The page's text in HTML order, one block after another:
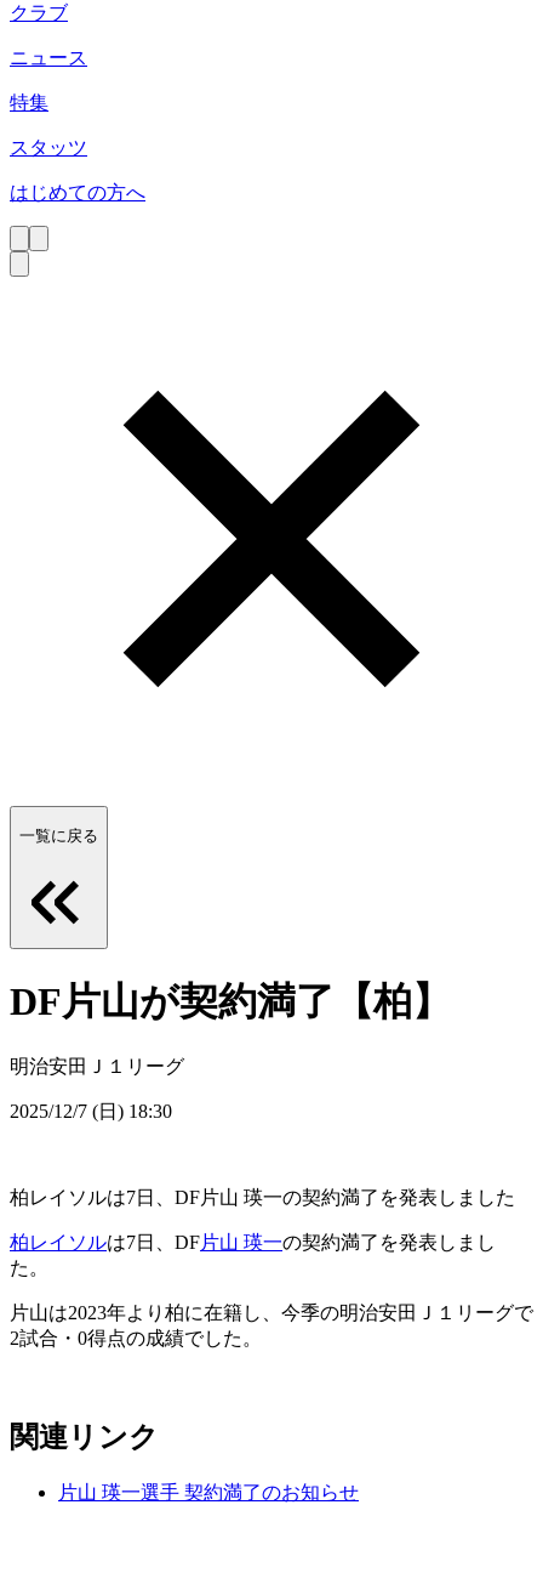
クラブ
ニュース
特集
スタッツ
はじめての方へ
一覧に戻る
DF片山が契約満了【柏】
明治安田Ｊ１リーグ
2025/12/7 (日) 18:30
柏レイソルは7日、DF片山 瑛一の契約満了を発表しました
柏レイソルは7日、DF片山 瑛一の契約満了を発表しまし
た。
片山は2023年より柏に在籍し、今季の明治安田Ｊ１リーグで
2試合・0得点の成績でした。
関連リンク
片山 瑛一選手 契約満了のお知らせ